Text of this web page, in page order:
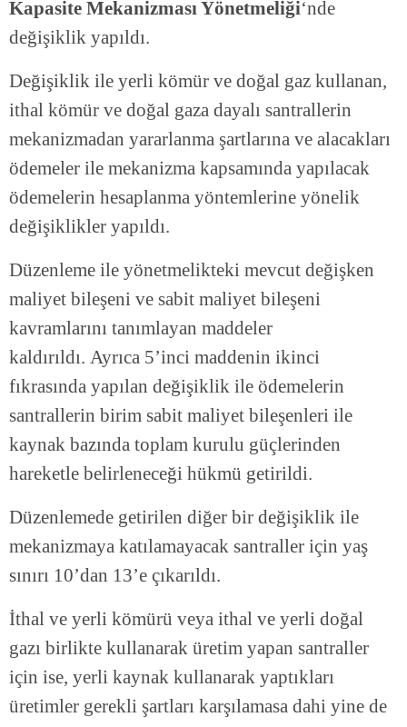
Kapasite Mekanizması Yönetmeliği‘nde
değişiklik yapıldı.
Değişiklik ile yerli kömür ve doğal gaz kullanan,
ithal kömür ve doğal gaza dayalı santrallerin
mekanizmadan yararlanma şartlarına ve alacakları
ödemeler ile mekanizma kapsamında yapılacak
ödemelerin hesaplanma yöntemlerine yönelik
değişiklikler yapıldı.
Düzenleme ile yönetmelikteki mevcut değişken
maliyet bileşeni ve sabit maliyet bileşeni
kavramlarını tanımlayan maddeler
kaldırıldı. Ayrıca 5’inci maddenin ikinci
fıkrasında yapılan değişiklik ile ödemelerin
santrallerin birim sabit maliyet bileşenleri ile
kaynak bazında toplam kurulu güçlerinden
hareketle belirleneceği hükmü getirildi.
Düzenlemede getirilen diğer bir değişiklik ile
mekanizmaya katılamayacak santraller için yaş
sınırı 10’dan 13’e çıkarıldı.
İthal ve yerli kömürü veya ithal ve yerli doğal
gazı birlikte kullanarak üretim yapan santraller
için ise, yerli kaynak kullanarak yaptıkları
üretimler gerekli şartları karşılamasa dahi yine de